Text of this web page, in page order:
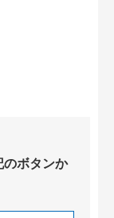
ボタンか